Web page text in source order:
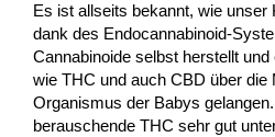
Es ist allseits bekannt, wie unser
dank des Endocannabinoid-
Cannabinoide selbst herstellt
wie THC und auch CBD über die
Organismus der Babys
berauschende THC sehr gut